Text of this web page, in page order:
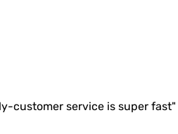
customer service is super fast"